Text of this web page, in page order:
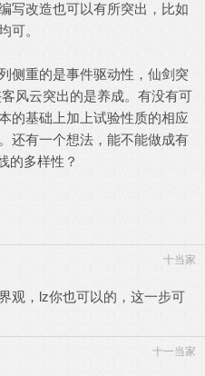
写改造也可以有所突出，比如
可。
侧重的是事件驱动性，仙剑突
风云突出的是养成。有没有可
的基础上加上试验性质的相应
还有一个想法，能不能做成有
的多样性？
十当家
观，lz你也可以的，这一步可
十一当家